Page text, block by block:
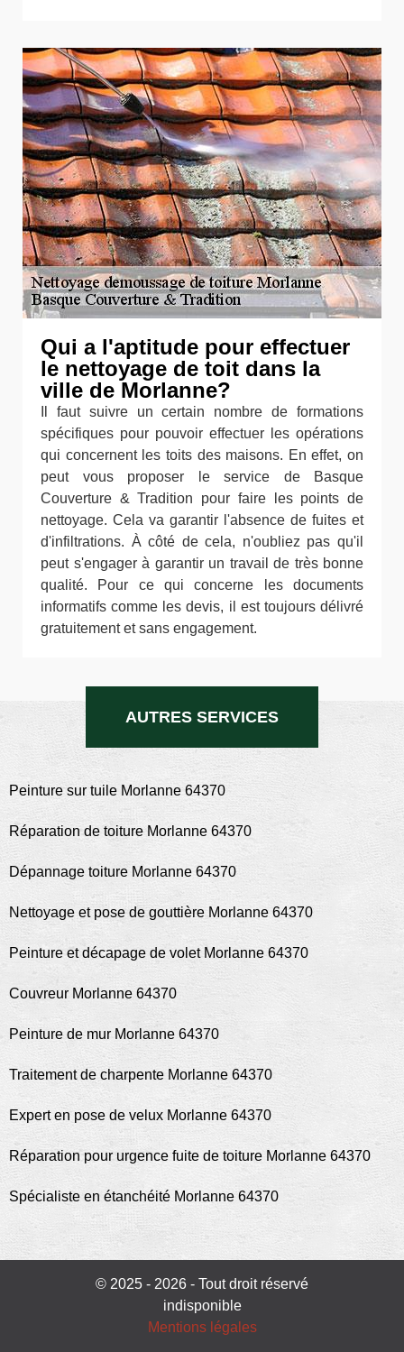
Qui a l'aptitude pour effectuer
le nettoyage de toit dans la
ville de Morlanne?
Il faut suivre un certain nombre de formations
spécifiques pour pouvoir effectuer les opérations
qui concernent les toits des maisons. En effet, on
peut vous proposer le service de Basque
Couverture & Tradition pour faire les points de
nettoyage. Cela va garantir l'absence de fuites et
d'infiltrations. À côté de cela, n'oubliez pas qu'il
peut s'engager à garantir un travail de très bonne
qualité. Pour ce qui concerne les documents
informatifs comme les devis, il est toujours délivré
gratuitement et sans engagement.
AUTRES SERVICES
Peinture sur tuile Morlanne 64370
Réparation de toiture Morlanne 64370
Dépannage toiture Morlanne 64370
Nettoyage et pose de gouttière Morlanne 64370
Peinture et décapage de volet Morlanne 64370
Couvreur Morlanne 64370
Peinture de mur Morlanne 64370
Traitement de charpente Morlanne 64370
Expert en pose de velux Morlanne 64370
Réparation pour urgence fuite de toiture Morlanne 64370
Spécialiste en étanchéité Morlanne 64370
© 2025 - 2026 - Tout droit réservé
indisponible
Mentions légales